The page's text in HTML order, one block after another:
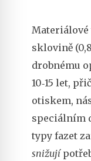
sklovině
drobnému
10‑15 let,
otiskem,
speciálním
typy fazet
snižují